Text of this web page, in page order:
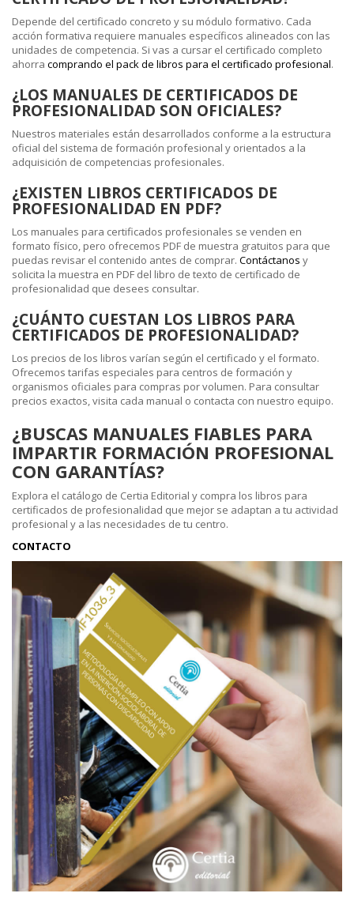
Depende del certificado concreto y su módulo formativo. Cada
acción formativa requiere manuales específicos alineados con las
unidades de competencia. Si vas a cursar el certificado completo
ahorra comprando el pack de libros para el certificado profesional.
¿LOS MANUALES DE CERTIFICADOS DE
PROFESIONALIDAD SON OFICIALES?
Nuestros materiales están desarrollados conforme a la estructura
oficial del sistema de formación profesional y orientados a la
adquisición de competencias profesionales.
¿EXISTEN LIBROS CERTIFICADOS DE
PROFESIONALIDAD EN PDF?
Los manuales para certificados profesionales se venden en
formato físico, pero ofrecemos PDF de muestra gratuitos para que
puedas revisar el contenido antes de comprar. Contáctanos y
solicita la muestra en PDF del libro de texto de certificado de
profesionalidad que desees consultar.
¿CUÁNTO CUESTAN LOS LIBROS PARA
CERTIFICADOS DE PROFESIONALIDAD?
Los precios de los libros varían según el certificado y el formato.
Ofrecemos tarifas especiales para centros de formación y
organismos oficiales para compras por volumen. Para consultar
precios exactos, visita cada manual o contacta con nuestro equipo.
¿BUSCAS MANUALES FIABLES PARA
IMPARTIR FORMACIÓN PROFESIONAL
CON GARANTÍAS?
Explora el catálogo de Certia Editorial y compra los libros para
certificados de profesionalidad que mejor se adaptan a tu actividad
profesional y a las necesidades de tu centro.
CONTACTO